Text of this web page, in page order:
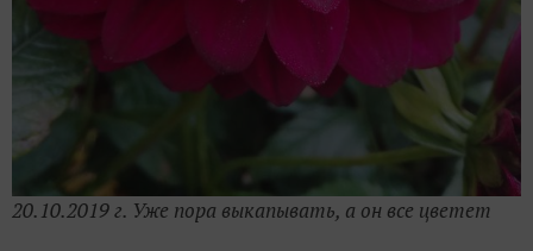
20.10.2019 г. Уже пора выкапывать, а он все цветет